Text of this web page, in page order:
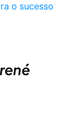
o sucesso